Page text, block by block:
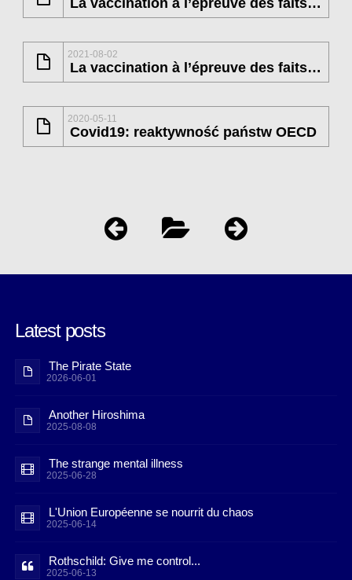
La vaccination à l’épreuve des faits (1)
2021-08-02
La vaccination à l’épreuve des faits (2)
2020-05-11
Covid19: reaktywność państw OECD
Latest posts
The Pirate State
2026-06-01
Another Hiroshima
2025-08-08
The strange mental illness
2025-06-28
L'Union Européenne se nourrit du chaos
2025-06-14
Rothschild: Give me control...
2025-06-13